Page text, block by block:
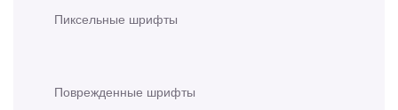
Пиксельные шрифты
Поврежденные шрифты